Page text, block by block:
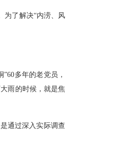
为了解决“内涝、风
多年的老党员，
雨的时候，就是焦
通过深入实际调查